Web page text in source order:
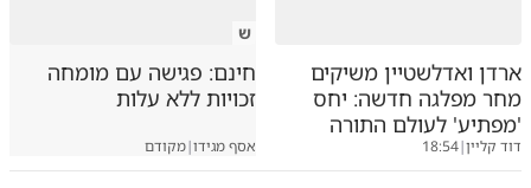
ארדן ואדלשטיין משיקים
מחר מפלגה חדשה: יחס
'מפתיע' לעולם התורה
דוד קליין|
18:54
ש
חינם: פגישה עם מומחה
זכויות ללא עלות
אסף מגידו|מקודם